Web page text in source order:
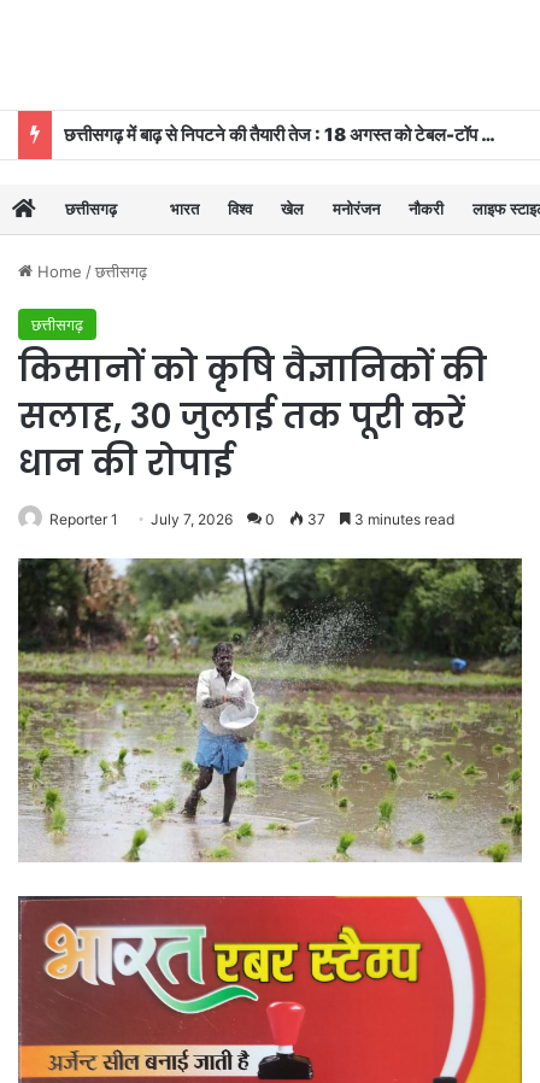
छत्तीसगढ़ में बाढ़ से निपटने की तैयारी तेज : 18 अगस्त को टेबल-टॉप और 20 को होगी मॉक ड्रि
छत्तीसगढ़ भारत विश्व खेल मनोरंजन नौकरी लाइफ
Home /छत्तीसगढ़
छत्तीसगढ़
किसानों को कृषि वैज्ञानिकों की
सलाह, 30 जुलाई तक पूरी करें
धान की रोपाई
Reporter 1 July 7, 2026 0 37 3 minutes read